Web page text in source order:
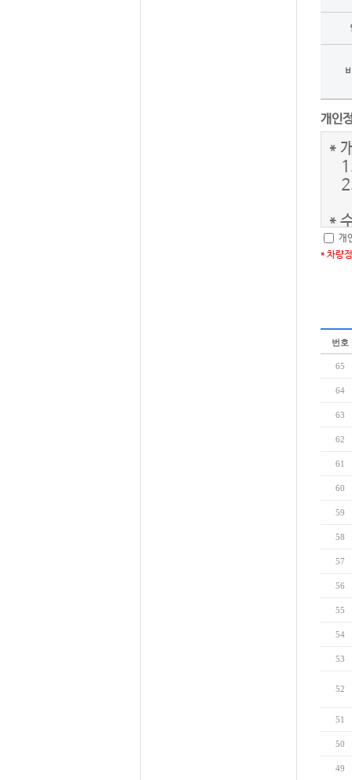
개인
개
* 차량
번호
65
64
63
62
61
60
59
58
57
56
55
54
53
52
51
50
49